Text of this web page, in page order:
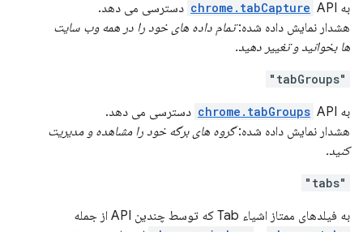
به chrome.tabCapture API دسترسی می دهد.
هشدار نمایش داده شده:تمام داده های خود را در همه وب سایت
ها بخوانید و تغییر دهید.
"tabGroups"
به chrome.tabGroups API دسترسی می دهد.
هشدار نمایش داده شده:گروه های برگه خود را مشاهده و مدیریت
کنید.
"tabs"
به فیلدهای ممتاز اشیاء Tab که توسط چندین API از جمله